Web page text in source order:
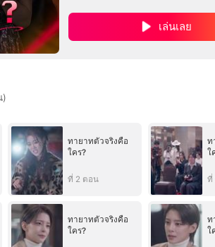
เล่นเลย
)
ทายาทตัวจริงคือ
ใคร?
ที่ 2 ตอน
ท
ใ
ที่
ทายาทตัวจริงคือ
ใคร?
ท
ใ